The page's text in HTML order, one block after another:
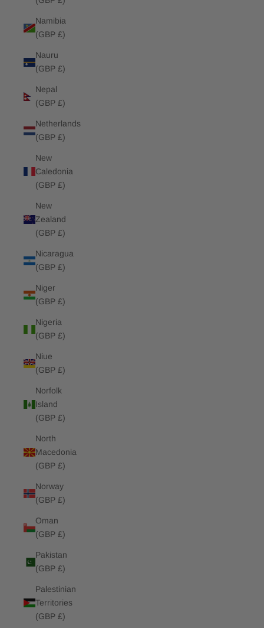
Namibia
(GBP £)
Nauru
(GBP £)
Nepal
(GBP £)
Netherlands
(GBP £)
New
Caledonia
(GBP £)
New
Zealand
(GBP £)
Nicaragua
(GBP £)
Niger
(GBP £)
Nigeria
(GBP £)
Niue
(GBP £)
Norfolk
Island
(GBP £)
North
Macedonia
(GBP £)
Norway
(GBP £)
Oman
(GBP £)
Pakistan
(GBP £)
Palestinian
Territories
(GBP £)